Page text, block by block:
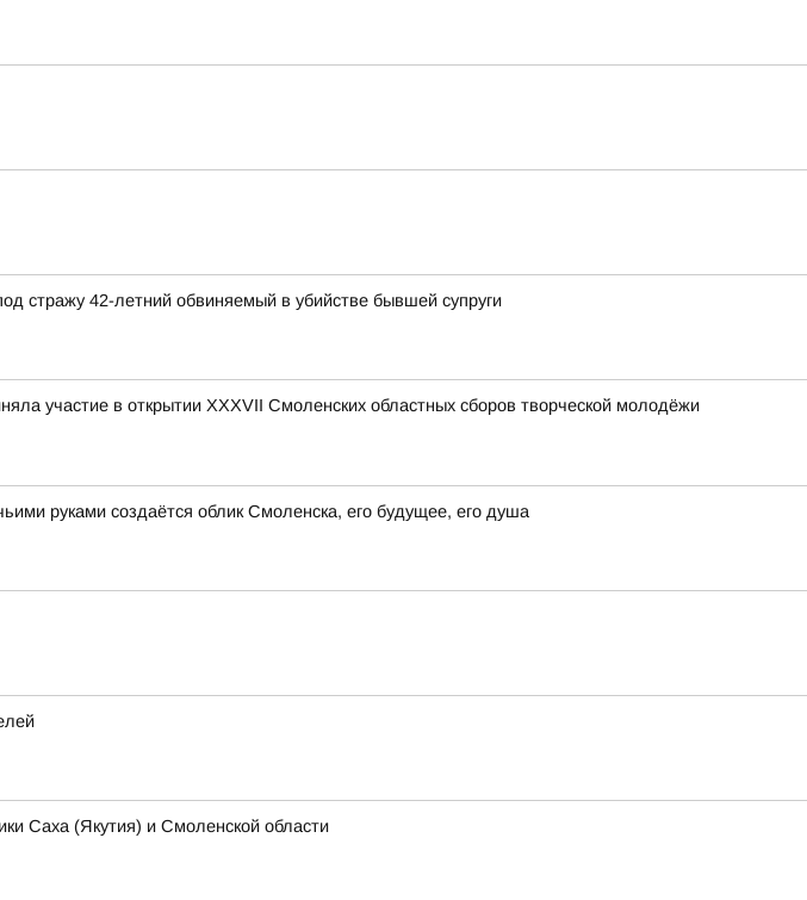
стражу 42-летний обвиняемый в убийстве бывшей супруги
участие в открытии XXXVII Смоленских областных сборов творческой молодёжи
руками создаётся облик Смоленска, его будущее, его душа
Саха (Якутия) и Смоленской области